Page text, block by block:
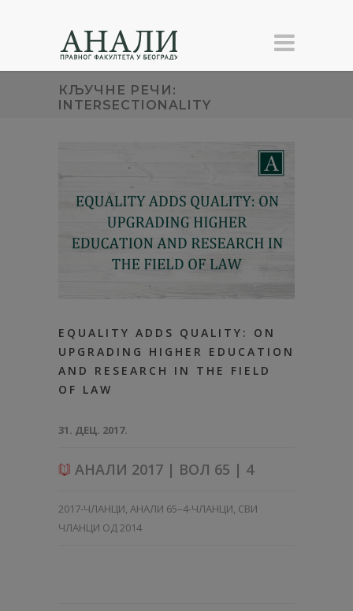
КЉУЧНЕ РЕЧИ:
INTERSECTIONALITY
EQUALITY ADDS QUALITY: ON
UPGRADING HIGHER EDUCATION
AND RESEARCH IN THE FIELD
OF LAW
31. ДЕЦ. 2017.
АНАЛИ 2017 | ВОЛ 65 | 4
2017-ЧЛАНЦИ, АНАЛИ 65–4-ЧЛАНЦИ, СВИ
ЧЛАНЦИ ОД 2014